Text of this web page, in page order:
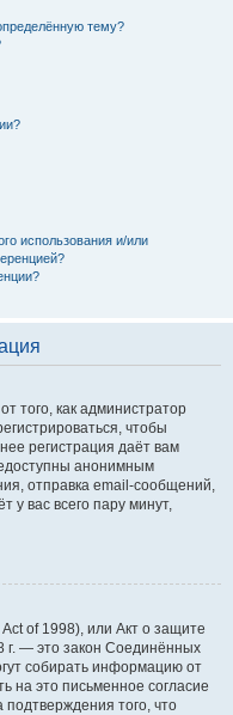
тему?
использования и/или
того, как администратор
чтобы
регистрация даёт вам
анонимным
отправка email-сообщений,
у вас всего пару минут,
of 1998), или Акт о защите
г. — это закон Соединённых
собирать информацию от
на это письменное согласие
того, что